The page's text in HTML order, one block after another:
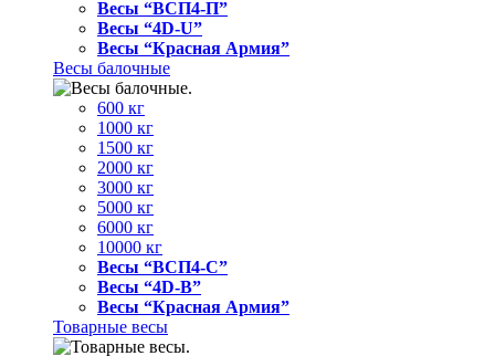
Весы “ВСП4-П”
Весы “4D-U”
Весы “Красная Армия”
Весы балочные
600 кг
1000 кг
1500 кг
2000 кг
3000 кг
5000 кг
6000 кг
10000 кг
Весы “ВСП4-С”
Весы “4D-В”
Весы “Красная Армия”
Товарные весы